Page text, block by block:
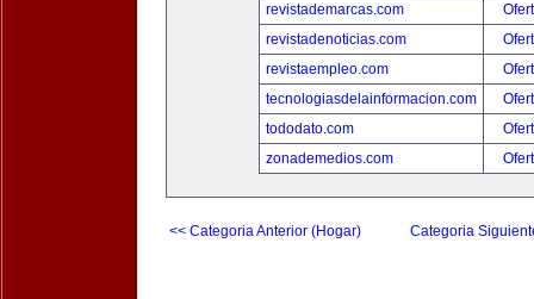
revistademarcas.com
revistadenoticias.com
revistaempleo.com
tecnologiasdelainformacion.com
tododato.com
zonademedios.com
<< Categoria Anterior (Hogar) Categoria